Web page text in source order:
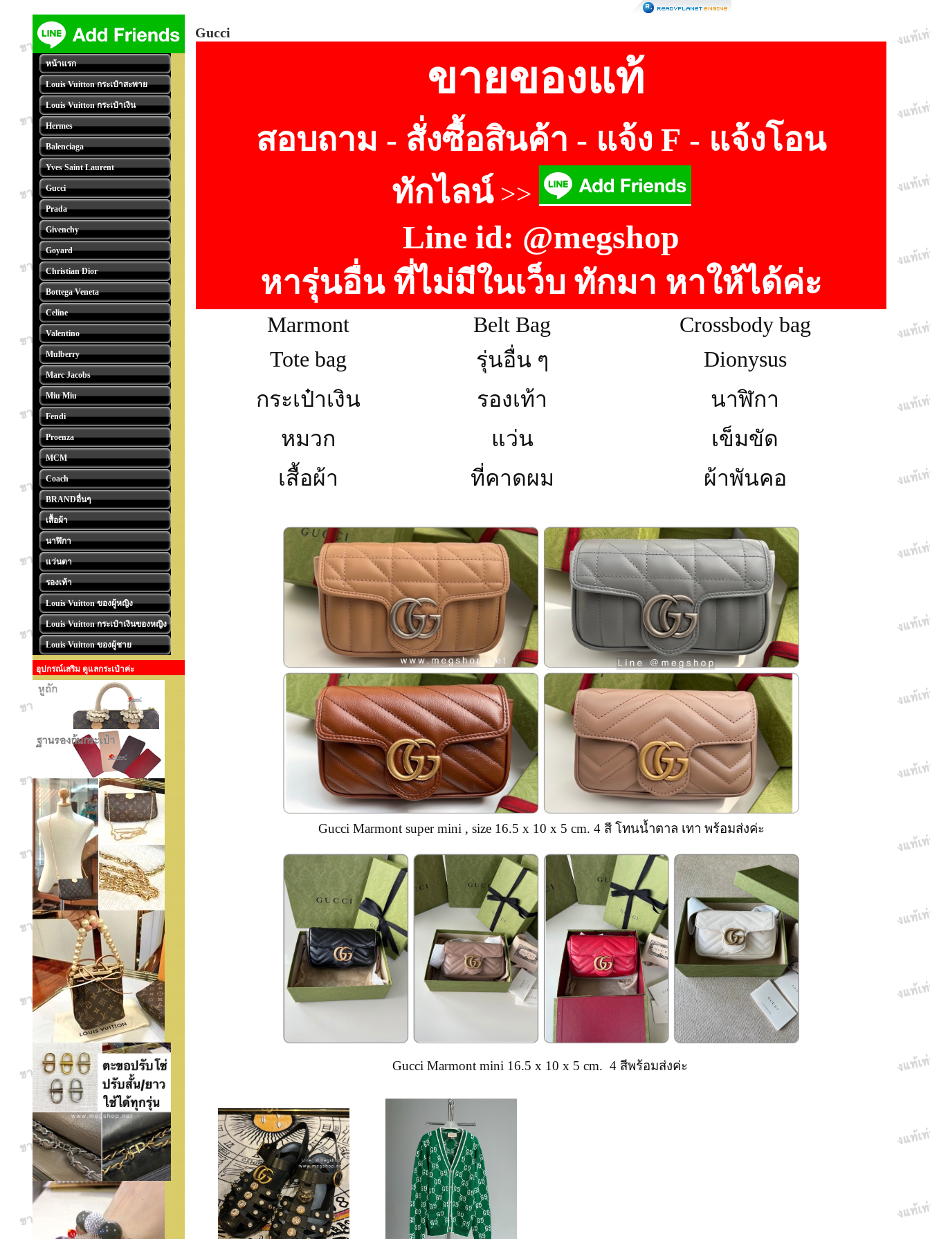
หน้าแรก
Louis Vuitton กระเป๋าสะพาย
Louis Vuitton กระเป๋าเงิน
Hermes
Balenciaga
Yves Saint Laurent
Gucci
Prada
Givenchy
Goyard
Christian Dior
Bottega Veneta
Celine
Valentino
Mulberry
Marc Jacobs
Miu Miu
Fendi
Proenza
MCM
Coach
BRANDอื่นๆ
เสื้อผ้า
นาฬิกา
แว่นตา
รองเท้า
Louis Vuitton ของผู้หญิง
Louis Vuitton กระเป๋าเงินของหญิง
Louis Vuitton ของผู้ชาย
อุปกรณ์เสริม ดูแลกระเป๋าค่ะ
Gucci
ขายของแท้
สอบถาม - สั่งซื้อสินค้า - แจ้ง F - แจ้งโอน
ทักไลน์>>
Line id: @megshop
หารุ่นอื่น ที่ไม่มีในเว็บ ทักมา หาให้ได้ค่ะ
Marmont Belt Bag
Crossbody bag
Tote bag
รุ่นอื่น ๆ
Dionysus
กระเป๋าเงิน
รองเท้า
นาฬิกา
หมวก
แว่น
เข็มขัด
เสื้อผ้า
ที่คาดผม ผ้าพันคอ
Gucci Marmont super mini , size 16.5 x 10 x 5 cm. 4 สี โทนน้ำตาล เทา พร้อมส่งค่ะ
Gucci Marmont mini 16.5 x 10 x 5 cm. 4 สีพร้อมส่งค่ะ